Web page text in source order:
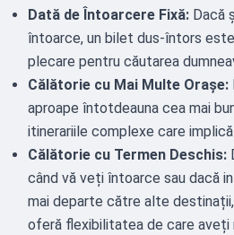
Dată de Întoarcere Fixă: Dacă
întoarce, un bilet dus-întors
plecare pentru căutarea
Călătorie cu Mai Multe Orașe:
aproape întotdeauna cea mai
itinerariile complexe care
Călătorie cu Termen Deschis:
când vă veți întoarce sau dacă
mai departe către alte
oferă flexibilitatea de care aveți